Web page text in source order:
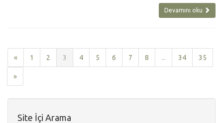
Devamını oku
« 1 2 3 4 5 6 7 8 ... 34 35
»
Site İçi Arama